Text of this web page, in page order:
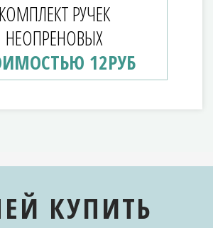
КОМПЛЕКТ РУЧЕК
НЕОПРЕНОВЫХ
12РУБ
КУПИТЬ